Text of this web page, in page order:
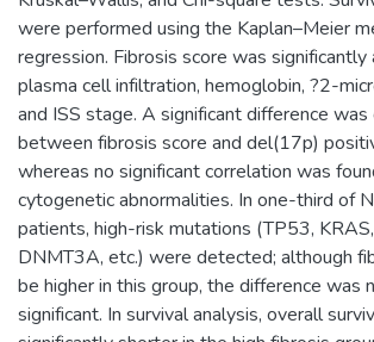
were performed using the Kaplan–Meier
regression. Fibrosis score was
plasma cell infiltration, hemoglobin, ?2-
and ISS stage. A significant difference
between fibrosis score and del(17p)
whereas no significant correlation was
cytogenetic abnormalities. In one-third of
patients, high-risk mutations (TP53,
DNMT3A, etc.) were detected; although
be higher in this group, the difference was
significant. In survival analysis, overall